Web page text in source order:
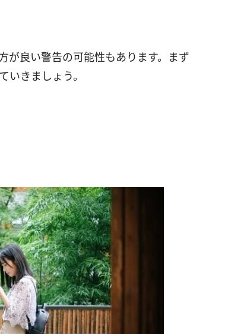
が良い警告の可能性もあります。まず
いきましょう。